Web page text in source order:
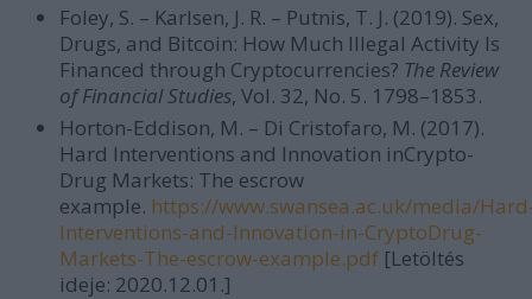
Foley, S. – Karlsen, J. R. – Putnis, T. J. (2019). Sex,
Drugs, and Bitcoin: How Much Illegal Activity Is
Financed through Cryptocurrencies? The Review
of Financial Studies, Vol. 32, No. 5. 1798–1853.
Horton-Eddison, M. – Di Cristofaro, M. (2017).
Hard Interventions and Innovation inCrypto-
Drug Markets: The escrow
example. https://www.swansea.ac.uk/media/
Interventions-and-Innovation-in-CryptoDrug-
Markets-The-escrow-example.pdf [Letöltés
ideje: 2020.12.01.]